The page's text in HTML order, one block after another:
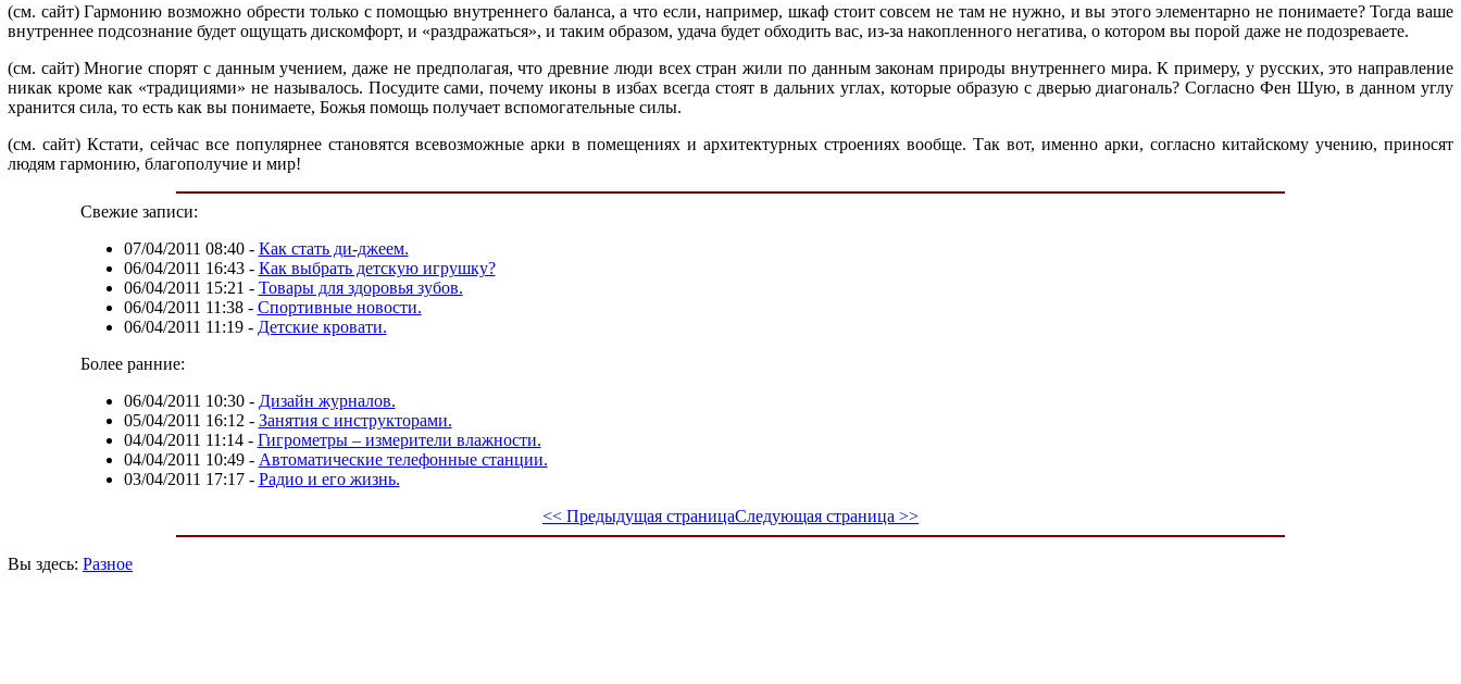
(см. сайт) Гармонию возможно обрести только с помощью внутреннего баланса, а что если, например, шкаф стоит совсем не там не нужно, и вы этого элементарно не понимаете? Тогда ваше
внутреннее подсознание будет ощущать дискомфорт, и «раздражаться», и таким образом, удача будет обходить вас, из-за накопленного негатива, о котором вы порой даже не подозреваете.
(см. сайт) Многие спорят с данным учением, даже не предполагая, что древние люди всех стран жили по данным законам природы внутреннего мира. К примеру, у русских, это направление
никак кроме как «традициями» не называлось. Посудите сами, почему иконы в избах всегда стоят в дальних углах, которые образую с дверью диагональ? Согласно Фен Шую, в данном углу
хранится сила, то есть как вы понимаете, Божья помощь получает вспомогательные силы.
(см. сайт) Кстати, сейчас все популярнее становятся всевозможные арки в помещениях и архитектурных строениях вообще. Так вот, именно арки, согласно китайскому учению, приносят
людям гармонию, благополучие и мир!
Свежие записи:
07/04/2011 08:40- Как стать ди-джеем.
06/04/2011 16:43- Как выбрать детскую игрушку?
06/04/2011 15:21 - Товары для здоровья зубов.
06/04/2011 11:38- Спортивные новости.
06/04/2011 11:19- Детские кровати.
Более ранние:
06/04/2011 10:30- Дизайн журналов.
05/04/2011 16:12 - Занятия с инструкторами.
04/04/2011 11:14- Гигрометры – измерители влажности.
04/04/2011 10:49- Автоматические телефонные станции.
03/04/2011 17:17- Радио и его жизнь.
<< Предыдущая страницаСледующая страница >>
Вы здесь: Разное